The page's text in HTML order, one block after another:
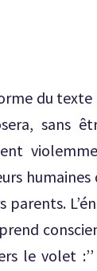
du
sans
humaines
le volet